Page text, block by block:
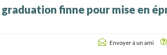
finne pour mise en
Envoyer à un ami